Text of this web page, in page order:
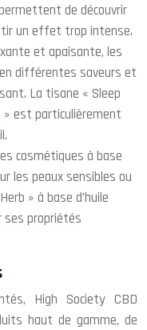
de découvrir
un effet trop intense.
et apaisante, les
différentes saveurs et
La tisane « Sleep
» est particulièrement
cosmétiques à base
les peaux sensibles ou
» à base d’huile
ses propriétés
High Society CBD
haut de gamme, de